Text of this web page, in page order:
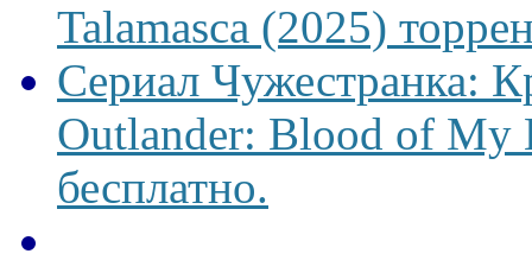
Talamasca (2025)
Сериал Чужестранка:
Outlander: Blood of My
бесплатно.